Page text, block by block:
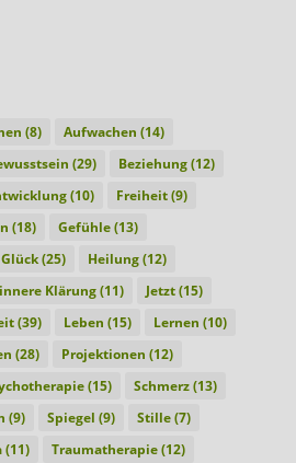
(8) Aufwachen (14)
(29) Beziehung(12)
(10) Freiheit(9)
(18) Gefühle(13)
Glück(25) Heilung(12)
innere Klärung(11) Jetzt(15)
(39) Leben (15) Lernen (10)
(28) Projektionen (12)
(15) Schmerz(13)
(9) Spiegel (9) Stille(7)
(11) Traumatherapie(12)